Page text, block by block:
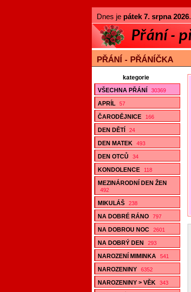
Dnes je pátek 7. srpna 2026.
PŘÁNÍ - PŘÁNÍČKA
kategorie
VŠECHNA PŘÁNÍ
30369
APRÍL 57
ČARODĚJNICE 166
DEN DĚTÍ 24
DEN MATEK 493
DEN OTCŮ 34
KONDOLENCE 118
MEZINÁRODNÍ DEN ŽEN
492
MIKULÁŠ 238
NA DOBRÉ RÁNO 797
NA DOBROU NOC 2601
NA DOBRÝ DEN 293
NAROZENÍ MIMINKA 541
NAROZENINY 6352
NAROZENINY > VĚK 343